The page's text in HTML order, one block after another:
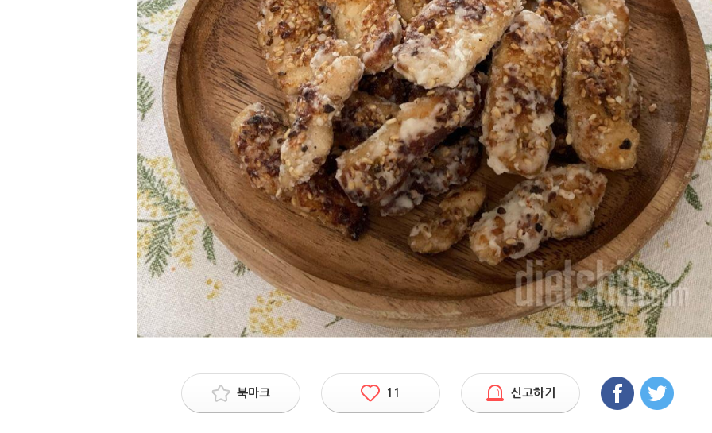
북마크 11 신고하기